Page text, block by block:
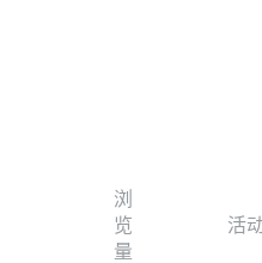
浏
览
量
活